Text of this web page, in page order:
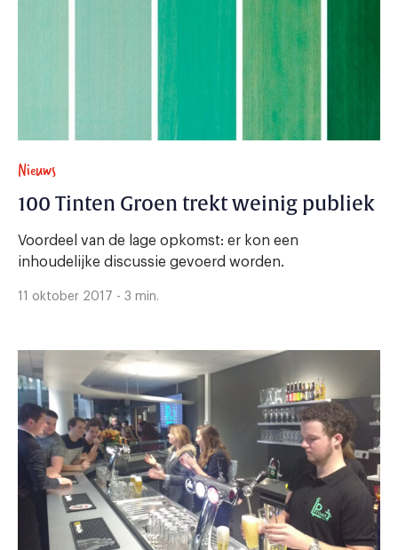
Nieuws
100 Tinten Groen trekt weinig publiek
Voordeel van de lage opkomst: er kon een
inhoudelijke discussie gevoerd worden.
11 oktober 2017 - 3 min.